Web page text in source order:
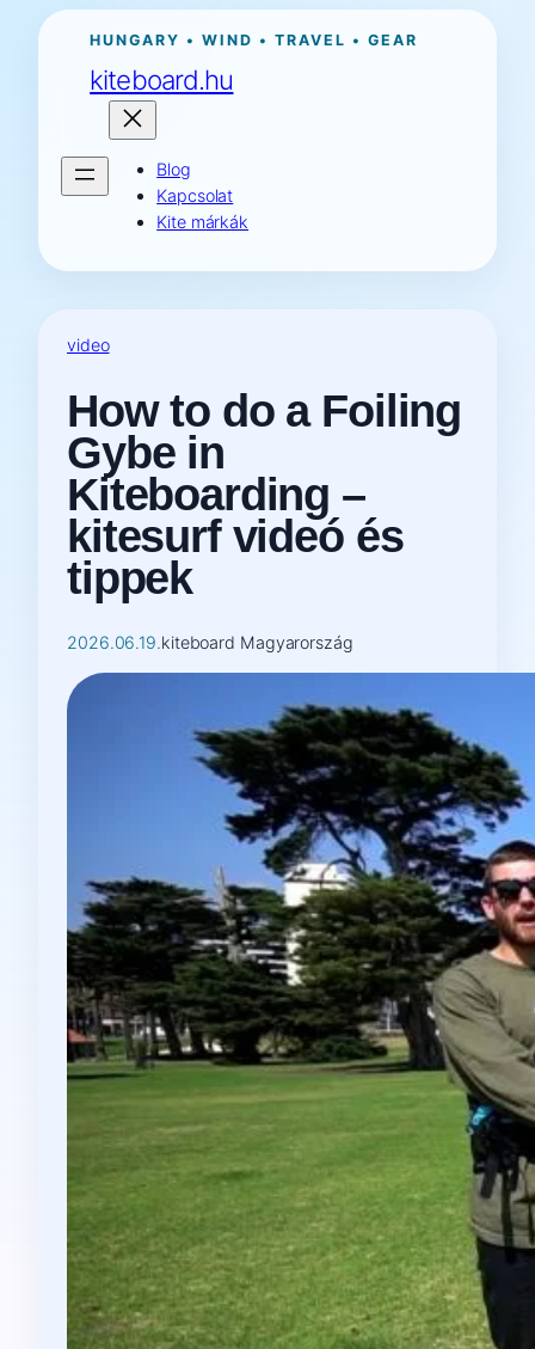
Ugrás
tartalomhoz
HUNGARY • WIND • TRAVEL • GEAR
kiteboard.hu
Blog
Kapcsolat
Kite márkák
video
How to do a Foiling
Gybe in
Kiteboarding –
kitesurf videó és
tippek
2026.06.19.kiteboard Magyarország